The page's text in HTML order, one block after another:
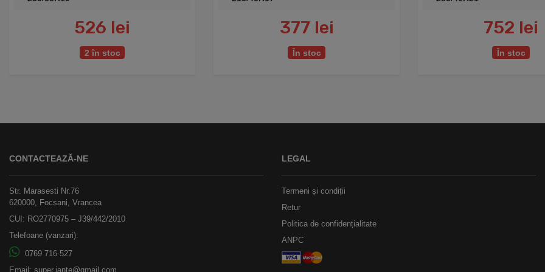
526 lei
2 în stoc
377 lei
În stoc
752 lei
În stoc
CONTACTEAZĂ-NE
Str. Marasesti Nr.76
620000, Focsani, Vrancea
CUI: RO2770975 – J39/442/2010
Telefoane (vanzari):
0769 716 527
Email: super.jante@gmail.com
LEGAL
Termeni și condiții
Retur
Politica de confidențialitate
ANPC